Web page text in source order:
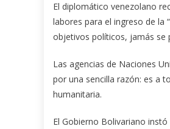
El diplomático venezolano
labores para el ingreso de la
objetivos políticos, jamás se
Las agencias de Naciones
por una sencilla razón: es a
humanitaria.
El Gobierno Bolivariano